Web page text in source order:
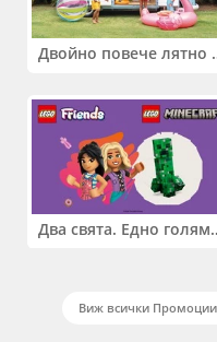
Двойно повече
Два свята. Едно голямо
Виж всички